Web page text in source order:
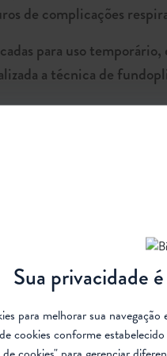
Sua privacidade
para melhorar sua
cookies conforme estabelecido
de complicações
para uso
a técnica de
além da análise da
se hidratação
problemas de